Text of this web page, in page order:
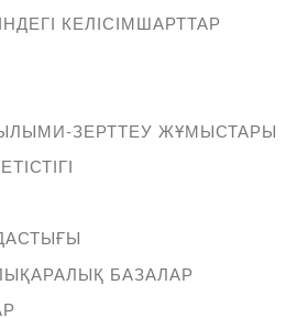
КЕЛІСІМШАРТТАР
ЗЕРТТЕУ ЖҰМЫСТАРЫ
БАЗАЛАР